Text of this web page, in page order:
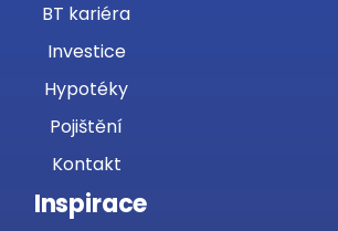
BT kariéra
Investice
Hypotéky
Pojištění
Kontakt
Inspirace